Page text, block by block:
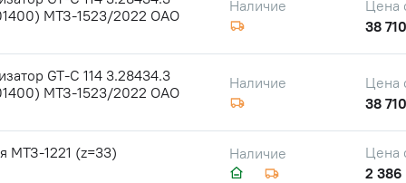
МТЗ-1523/2022 ОАО
Наличие
Цена
38
GT-C 114 3.28434.3
МТЗ-1523/2022 ОАО
Наличие
Цена
38
МТЗ-1221 (z=33) Наличие
Цена
2 386